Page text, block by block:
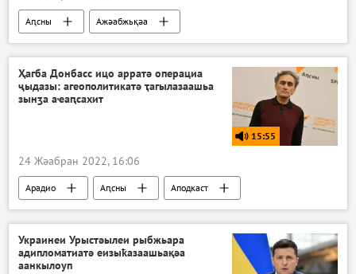
Аԥсны Ажәабжьқәа
Ҳагба Донбасс ицо арратә операциа
ҷыдазы: агеополитикатә ҭагылазаашьа
зынӡа аҽаԥсахит
15:55
24 Жәабран 2022, 16:06
Арадио Аԥсны Аподкаст
Украинеи Урыстәылеи рыбжьара
адипломатиатә еизыҟазаашьақәа
аанкылоуп